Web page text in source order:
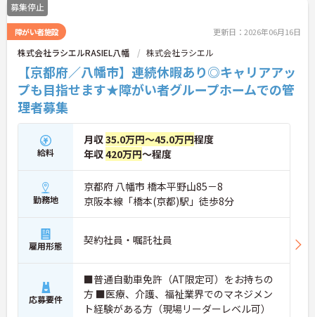
募集停止
障がい者施設 更新日：2026年06月16日
株式会社ラシエルRASIEL八幡 株式会社ラシエル
【京都府／八幡市】連続休暇あり◎キャリアアッ
プも目指せます★障がい者グループホームでの管
理者募集
給料
月収35.0万円～45.0万円程度
年収420万円～程度
勤務地
京都府 八幡市 橋本平野山85－8
京阪本線「橋本(京都)駅」徒歩8分
雇用形態 契約社員・嘱託社員
応募要件
■普通自動車免許（AT限定可）をお持ちの
方 ■医療、介護、福祉業界でのマネジメン
ト経験がある方（現場リーダーレベル可）